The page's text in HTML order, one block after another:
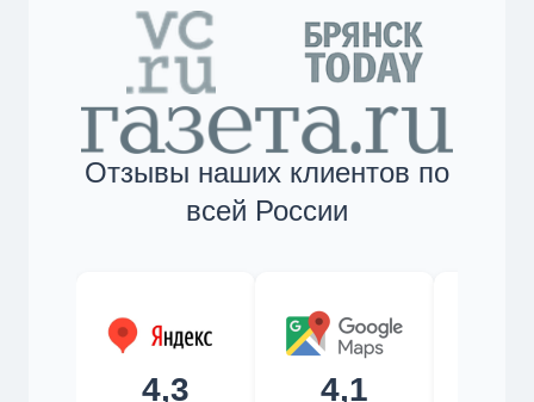
Отзывы наших клиентов по
всей России
4,3 4,1